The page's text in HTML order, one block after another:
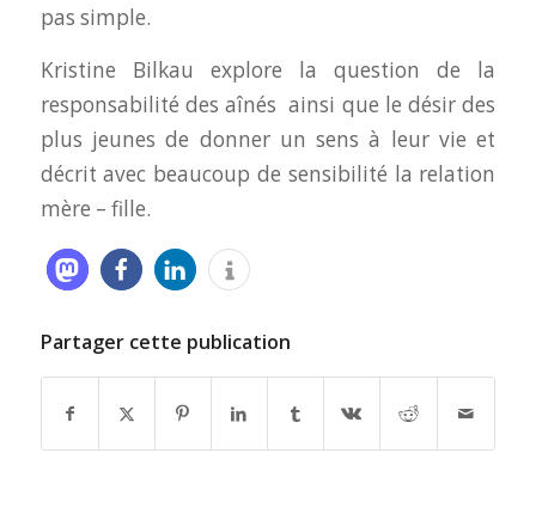
pas simple.
Kristine Bilkau explore la question de la
responsabilité des aînés ainsi que le désir des
plus jeunes de donner un sens à leur vie et
décrit avec beaucoup de sensibilité la relation
mère – fille.
Partager cette publication